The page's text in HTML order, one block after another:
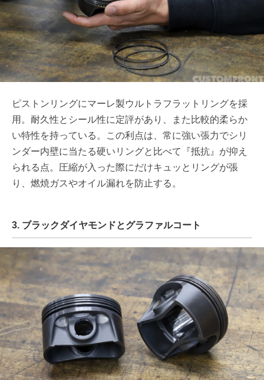
ピストンリングにマーレ製ウルトラフラットリングを採
用。耐久性とシール性に定評があり、また比較的柔らか
い特性を持っている。この利点は、常に強い張力でシリ
ンダー内壁に当たる硬いリングと比べて『抵抗』が抑え
られる点。圧縮が入った際にだけキュッとリングが張
り、燃焼ガスやオイル漏れを防止する。
3. ブラックダイヤモンドとグラファルコート